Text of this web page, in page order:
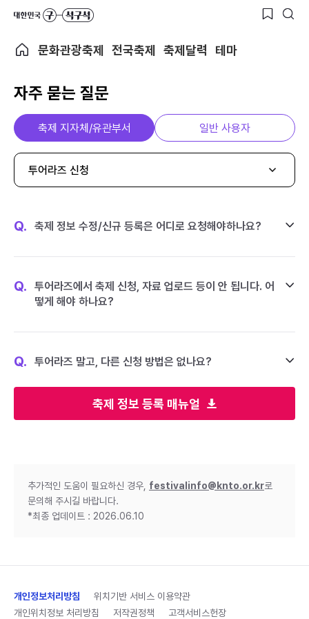
문화관광축제 전국축제 축제달력 테마
자주 묻는 질문
축제 정보 등록 매뉴얼
축제 지자체/유관부서 일반 사용자
투어라즈 신청
Q. 축제 정보 수정/신규 등록은 어디로 요청해야하나요?
Q.
투어라즈에서 축제 신청, 자료 업로드 등이 안 됩니다. 어
떻게 해야 하나요?
Q. 투어라즈 말고, 다른 신청 방법은 없나요?
추가적인 도움이 필요하신 경우, festivalinfo@knto.or.kr로
문의해 주시길 바랍니다.
*최종 업데이트 : 2026.06.10
개인정보처리방침
위치기반 서비스 이용약관
개인위치정보 처리방침
저작권정책 고객서비스헌장